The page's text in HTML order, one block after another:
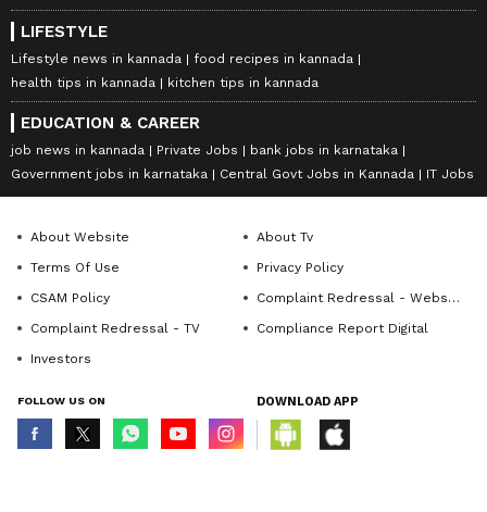
LIFESTYLE
Lifestyle news in kannada
food recipes in kannada
health tips in kannada
kitchen tips in kannada
EDUCATION & CAREER
job news in kannada Private Jobs
bank jobs in karnataka
Government jobs in karnataka
Central Govt Jobs in Kannada IT Jobs
About Website
About Tv
Terms Of Use
Privacy Policy
CSAM Policy
Complaint Redressal - Website
Complaint Redressal - TV
Compliance Report Digital
Investors
FOLLOW US ON DOWNLOAD APP